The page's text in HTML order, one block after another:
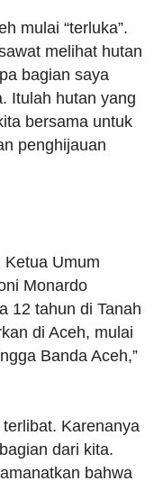
mulai “terluka”.
melihat hutan
bagian saya
Itulah hutan yang
bersama untuk
penghijauan
Ketua Umum
Monardo
12 tahun di Tanah
di Aceh, mulai
Banda Aceh,”
Karenanya
dari kita.
bahwa